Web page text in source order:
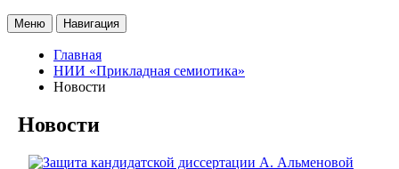
Меню Навигация
Главная
НИИ «Прикладная семиотика»
Новости
Новости